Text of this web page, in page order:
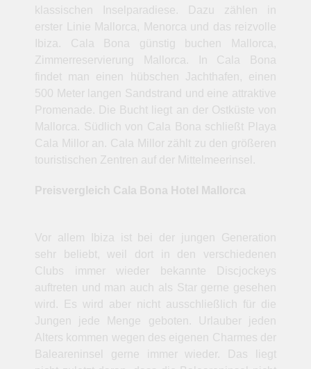
klassischen Inselparadiese. Dazu zählen in
erster Linie Mallorca, Menorca und das reizvolle
Ibiza. Cala Bona günstig buchen Mallorca,
Zimmerreservierung Mallorca. In Cala Bona
findet man einen hübschen Jachthafen, einen
500 Meter langen Sandstrand und eine attraktive
Promenade. Die Bucht liegt an der Ostküste von
Mallorca. Südlich von Cala Bona schließt Playa
Cala Millor an. Cala Millor zählt zu den größeren
touristischen Zentren auf der Mittelmeerinsel.
Preisvergleich Cala Bona Hotel Mallorca
Vor allem Ibiza ist bei der jungen Generation
sehr beliebt, weil dort in den verschiedenen
Clubs immer wieder bekannte Discjockeys
auftreten und man auch als Star gerne gesehen
wird. Es wird aber nicht ausschließlich für die
Jungen jede Menge geboten. Urlauber jeden
Alters kommen wegen des eigenen Charmes der
Baleareninsel gerne immer wieder. Das liegt